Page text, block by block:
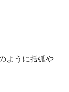
ように括弧や